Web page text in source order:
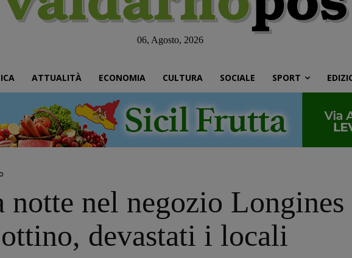
06, Agosto, 2026
ATTUALITÀ ECONOMIA CULTURA SOCIALE SPORT
notte nel negozio
devastati i locali